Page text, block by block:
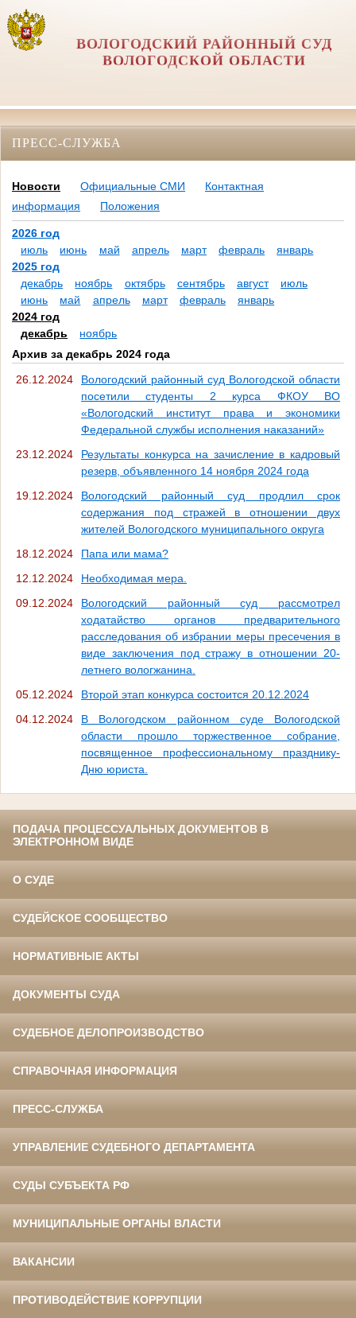
ВОЛОГОДСКИЙ РАЙОННЫЙ СУД
ВОЛОГОДСКОЙ ОБЛАСТИ
ПРЕСС-СЛУЖБА
Новости Официальные СМИ
Контактная
информация
Положения
2026 год
июль
июнь май апрель март февраль
январь
2025 год
декабрь
ноябрь октябрь сентябрь август
июль
июнь
май апрель март февраль
январь
2024 год
декабрь
ноябрь
Архив за декабрь 2024 года
26.12.2024
Вологодский районный суд Вологодской области
посетили студенты 2 курса ФКОУ ВО
«Вологодский институт права и экономики
Федеральной службы исполнения наказаний»
23.12.2024
Результаты конкурса на зачисление в кадровый
резерв, объявленного 14 ноября 2024 года
19.12.2024
Вологодский районный суд продлил срок
содержания под стражей в отношении двух
жителей Вологодского муниципального округа
18.12.2024
Папа или мама?
12.12.2024
Необходимая мера.
09.12.2024
Вологодский районный суд рассмотрел
ходатайство органов предварительного
расследования об избрании меры пресечения в
виде заключения под стражу в отношении 20-
летнего вологжанина.
05.12.2024
Второй этап конкурса состоится 20.12.2024
04.12.2024
В Вологодском районном суде Вологодской
области прошло торжественное собрание,
посвященное профессиональному празднику-
Дню юриста.
ПОДАЧА ПРОЦЕССУАЛЬНЫХ ДОКУМЕНТОВ В
ЭЛЕКТРОННОМ ВИДЕ
О СУДЕ
СУДЕЙСКОЕ СООБЩЕСТВО
НОРМАТИВНЫЕ АКТЫ
ДОКУМЕНТЫ СУДА
СУДЕБНОЕ ДЕЛОПРОИЗВОДСТВО
СПРАВОЧНАЯ ИНФОРМАЦИЯ
ПРЕСС-СЛУЖБА
УПРАВЛЕНИЕ СУДЕБНОГО ДЕПАРТАМЕНТА
СУДЫ СУБЪЕКТА РФ
МУНИЦИПАЛЬНЫЕ ОРГАНЫ ВЛАСТИ
ВАКАНСИИ
ПРОТИВОДЕЙСТВИЕ КОРРУПЦИИ